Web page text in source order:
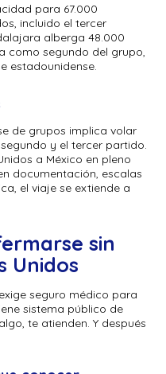
para 67.000
incluido el tercer
alberga 48.000
como segundo del grupo,
estadounidense.
de grupos implica volar
y el tercer partido.
a México en pleno
documentación, escalas
el viaje se extiende a
sin
Unidos
seguro médico para
sistema público de
te atienden. Y después